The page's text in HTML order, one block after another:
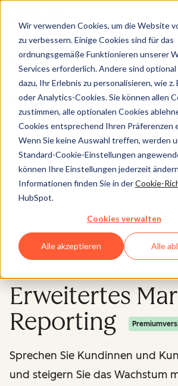
Wir verwenden Cookies, um die Website
zu verbessern. Einige Cookies sind für das
ordnungsgemäße Funktionieren unserer
Services erforderlich. Andere sind optional
dazu, Ihr Erlebnis zu personalisieren, wie z.
oder Analytics-Cookies. Sie können allen
zustimmen, alle optionalen Cookies
Cookies entsprechend Ihren Präferenzen
Wenn Sie keine Auswahl treffen, werden
Standard-Cookie-Einstellungen
können Ihre Einstellungen jederzeit
Informationen finden Sie in derCookie-
HubSpot.
Cookies verwalten
Alle akzeptieren Alle
Marketing Hub
Erweitertes
Reporting
Sprechen Sie Kundinnen und
und steigern Sie das Wachstum